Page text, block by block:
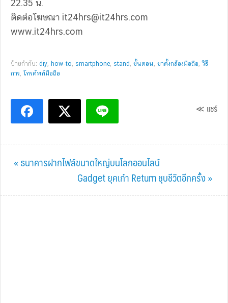
22.35 น.
ติดต่อโฆษณา it24hrs@it24hrs.com
www.it24hrs.com
ป้ายกำกับ: diy, how-to, smartphone, stand , ขั้นตอน, ขาตั้งกล้องมือถือ,วิธี
การ, โทรศัพท์มือถือ
≪ แชร์
Previous
« ธนาคารฝากไฟล์ขนาดใหญ่บนโลกออนไลน์
Next
Post:
Gadget ยุคเก๋า Return ชุบชีวิตอีกครั้ง »